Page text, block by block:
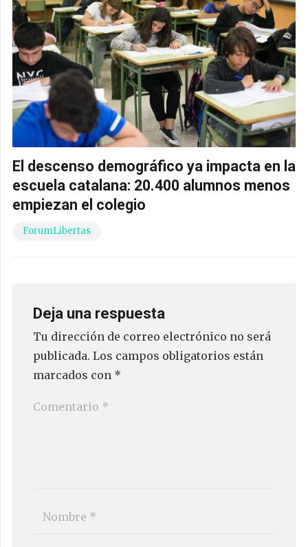
El descenso demográfico ya impacta en la
escuela catalana: 20.400 alumnos menos
empiezan el colegio
ForumLibertas
Deja una respuesta
Tu dirección de correo electrónico no será
publicada. Los campos obligatorios están
marcados con *